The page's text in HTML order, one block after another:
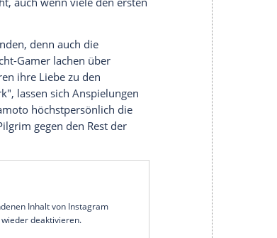
zementierte mit den "Zelda"-Spielen
Branche und wohl auf Ewigkeiten als
Gamings im Allgemeinen. Als ob es
anderem auch hinter den "Super
aus seiner Kindheit zum Vorbild,
Autor David Sheff (70) einst
unerwartet bei einer Wanderung
sich erst nicht zu betreten wagte, ließ
musste erst den Mut fassen,
spätere Hochgefühl bei seiner